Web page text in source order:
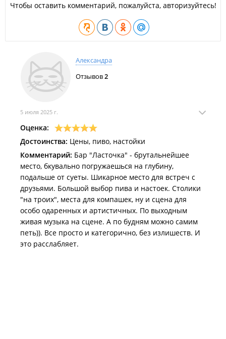
Чтобы оставить комментарий, пожалуйста, авторизуйтесь!
Александра
Отзывов2
5 июля 2025 г.
Оценка:
Достоинства: Цены, пиво, настойки
Комментарий: Бар "Ласточка" - брутальнейшее
место, бкувально погружаешься на глубину,
подальше от суеты. Шикарное место для встреч с
друзьями. Большой выбор пива и настоек. Столики
"на троих", места для компашек, ну и сцена для
особо одаренных и артистичных. По выходным
живая музыка на сцене. А по будням можно самим
петь)). Все просто и категорично, без излишеств. И
это расслабляет.